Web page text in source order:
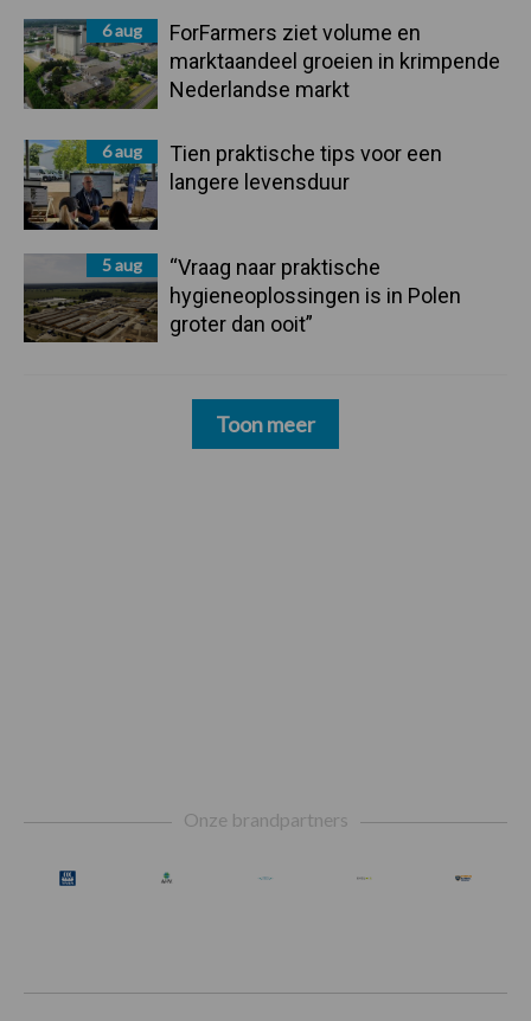
6 aug
ForFarmers ziet volume en
marktaandeel groeien in krimpende
Nederlandse markt
6 aug
Tien praktische tips voor een
langere levensduur
5 aug
“Vraag naar praktische
hygieneoplossingen is in Polen
groter dan ooit”
Toon meer
Onze brandpartners